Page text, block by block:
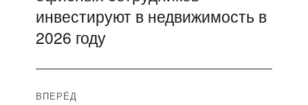
записям
инвестируют в недвижимость в
2026 году
ВПЕРЁД